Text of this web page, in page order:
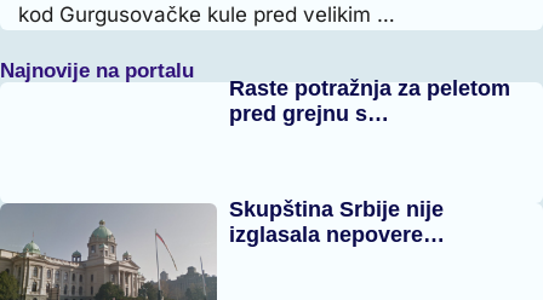
kod Gurgusovačke kule pred velikim …
Najnovije na portalu
Raste potražnja za peletom
pred grejnu s…
Skupština Srbije nije
izglasala nepovere…